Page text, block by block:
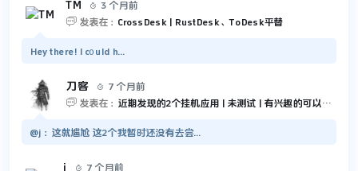
TM 
3 个月前
 发表在： CrossDesk | RustDesk、ToDesk平替
Hey there! I c᧐uld h...
刀客 
7 个月前
 发表在： 近期发现的2个挂机应用 | 未测试 | 有兴趣的可以尝试一下
@j：这就尴尬 这2个我暂时还没有去尝...
j 
7 个月前